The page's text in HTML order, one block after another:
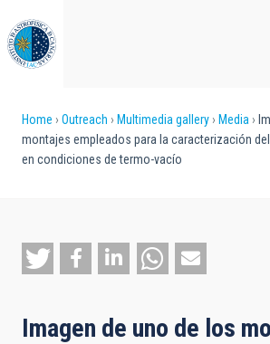
to
main
content
Breadcrumb
Home Outreach Multimedia gallery Media
montajes empleados para la caracterización
en condiciones de termo-vacío
Imagen de uno de los